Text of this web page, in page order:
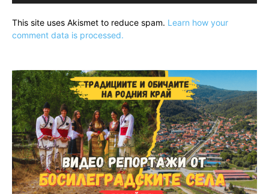
This site uses Akismet to reduce spam. Learn how your
comment data is processed.